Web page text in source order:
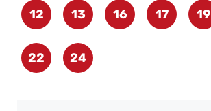
12 13 16 17 19
22 24